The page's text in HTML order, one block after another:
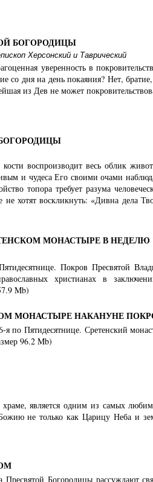
БОГОРОДИЦЫ
Херсонский и Таврический
уверенность в
со дня на день покаяния? Нет,
из Дев не может
воспроизводит весь облик
и чудеса Его своими очами
топора требует разума
не хотят воскликнуть: «Дивна дела
МОНАСТЫРЕ В
Покров Пресвятой
христианах в
Mb)
МОНАСТЫРЕ НАКАНУНЕ
я по Пятидесятнице. Сретенский
96.2 Mb)
является одним из самых
не только как Царицу Неба и
Пресвятой Богородицы